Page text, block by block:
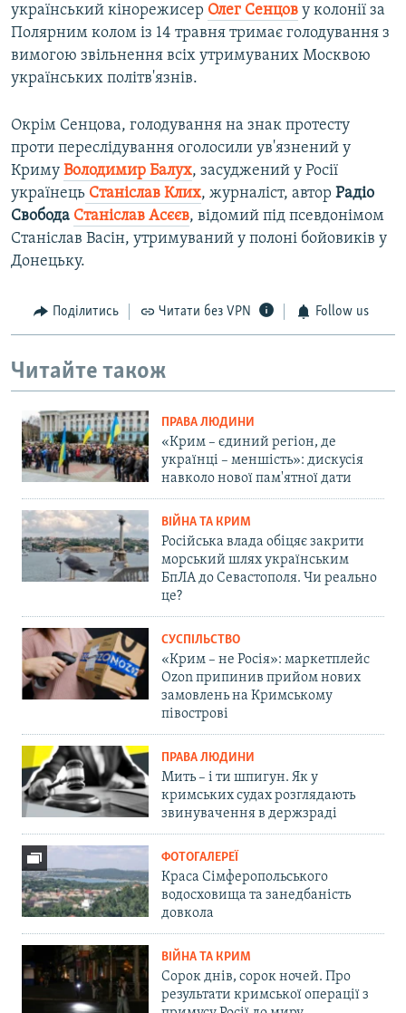
український кінорежисер Олег Сенцов у колонії за
Полярним колом із 14 травня тримає голодування з
вимогою звільнення всіх утримуваних Москвою
українських політв'язнів.
Окрім Сенцова, голодування на знак протесту
проти переслідування оголосили ув'язнений у
Криму Володимир Балух, засуджений у Росії
українець Станіслав Клих, журналіст, автор Радіо
Свобода Станіслав Асєєв, відомий під псевдонімом
Станіслав Васін, утримуваний у полоні бойовиків у
Донецьку.
Поділитись Читати без VPN Follow us
Читайте також
ПРАВА ЛЮДИНИ
«Крим – єдиний регіон, де
українці – меншість»: дискусія
навколо нової пам'ятної дати
ВІЙНА ТА КРИМ
Російська влада обіцяє закрити
морський шлях українським
БпЛА до Севастополя. Чи реально
це?
СУСПІЛЬСТВО
«Крим – не Росія»: маркетплейс
Ozon припинив прийом нових
замовлень на Кримському
півострові
ПРАВА ЛЮДИНИ
Мить – і ти шпигун. Як у
кримських судах розглядають
звинувачення в держзраді
ФОТОГАЛЕРЕЇ
Краса Сімферопольського
водосховища та занедбаність
довкола
ВІЙНА ТА КРИМ
Сорок днів, сорок ночей. Про
результати кримської операції з